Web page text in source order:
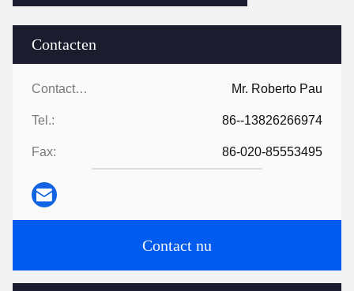
Contacten
Contacten: Mr. Roberto Pau
Tel.: 86--13826266974
Fax: 86-020-85553495
Contact nu